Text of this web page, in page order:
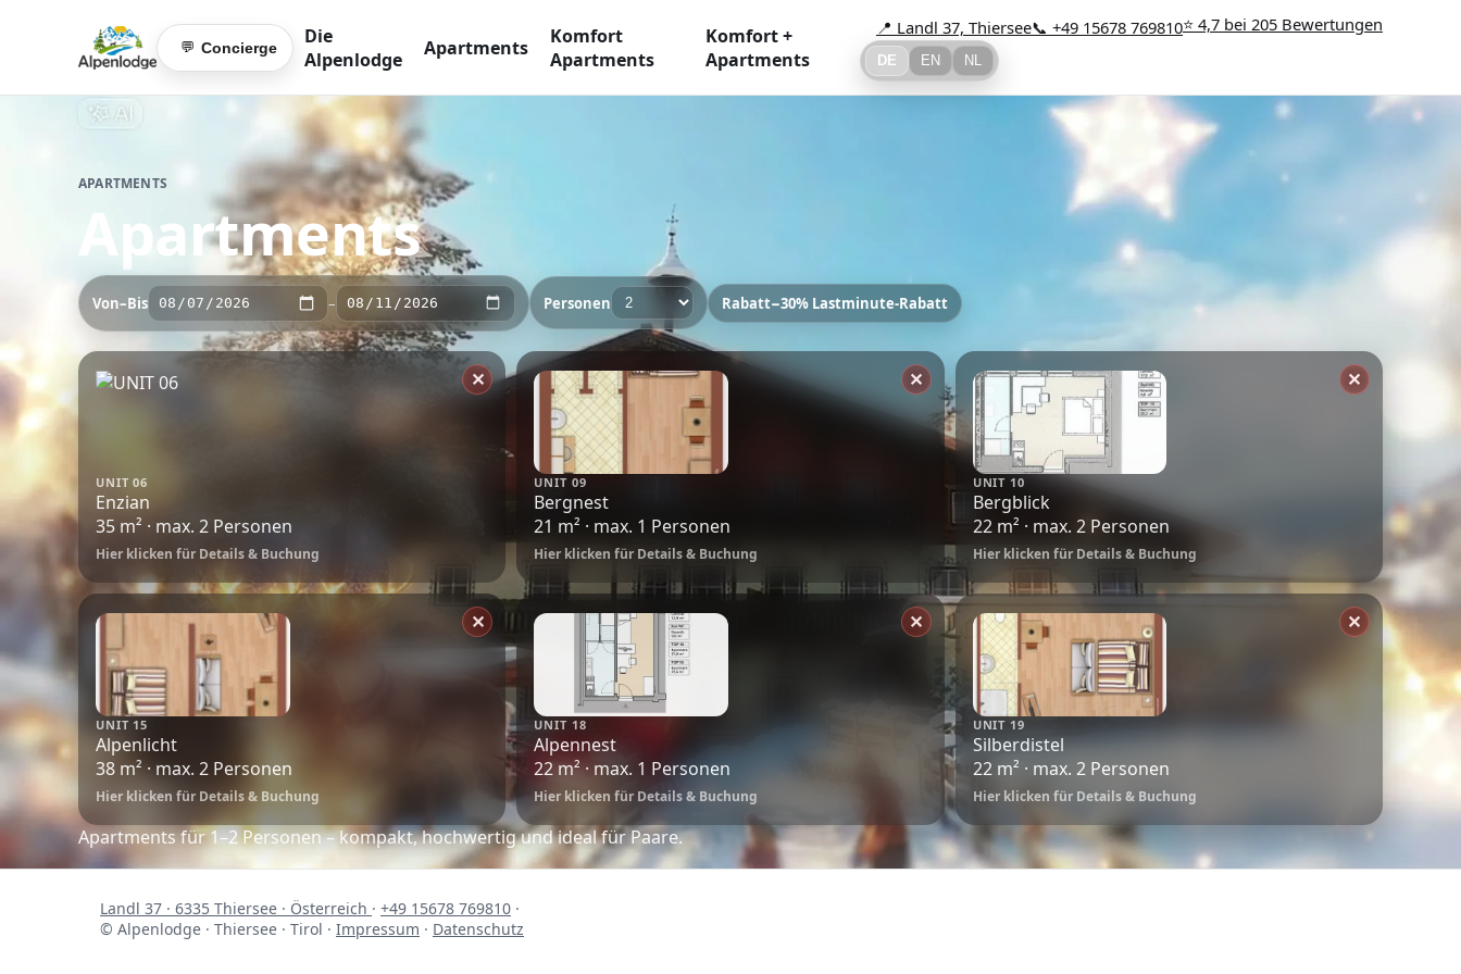
💬 Concierge
Die
Alpenlodge
Apartments
Komfort
Apartments
Komfort +
Apartments
📍 Landl 37, Thiersee📞 +49 15678 769810⭐ 4,7 bei 205 Bewertungen
DE EN NL
APARTMENTS
Apartments
Von–Bis – Personen Rabatt−30% Lastminute-Rabatt
UNIT 06
Enzian
35 m² · max. 2 Personen
Hier klicken für Details & Buchung
✕
UNIT 09
Bergnest
21 m² · max. 1 Personen
Hier klicken für Details & Buchung
✕
UNIT 10
Bergblick
22 m² · max. 2 Personen
Hier klicken für Details & Buchung
✕
UNIT 15
Alpenlicht
38 m² · max. 2 Personen
Hier klicken für Details & Buchung
✕
UNIT 18
Alpennest
22 m² · max. 1 Personen
Hier klicken für Details & Buchung
✕
UNIT 19
Silberdistel
22 m² · max. 2 Personen
Hier klicken für Details & Buchung
✕
Apartments für 1–2 Personen – kompakt, hochwertig und ideal für Paare.
Landl 37 · 6335 Thiersee · Österreich · +49 15678 769810 ·
© Alpenlodge · Thiersee · Tirol · Impressum · Datenschutz